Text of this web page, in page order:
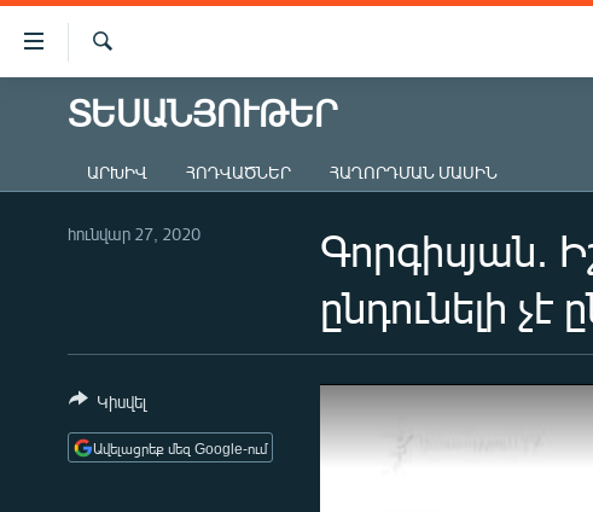
Մատչելիության
հղումներ
հիմնական
մենյուին
ԱԶԱՏՈՒԹՅՈՒՆ TV
ՔԱՂԱՔԱԿԱՆ
ԸՆՏՐՈՒԹՅՈՒՆՆԵՐ 2026
ՂԱՐԱԲԱՂ
ՊԱՏԵՐԱԶՄԻ 6 ՇԱԲԱԹՆԵՐԸ
ՏԵՍԱՆՅՈՒԹԵՐ
ԱՐԽԻՎ ՀՈԴՎԱԾՆԵՐ ՀԱՂՈՐԴՄԱՆ ՄԱՍԻՆ
Գորգիսյան.
ընդունելի
հունվար 27, 2020
Կիսվել
Ավելացրեք մեզ Google-ում